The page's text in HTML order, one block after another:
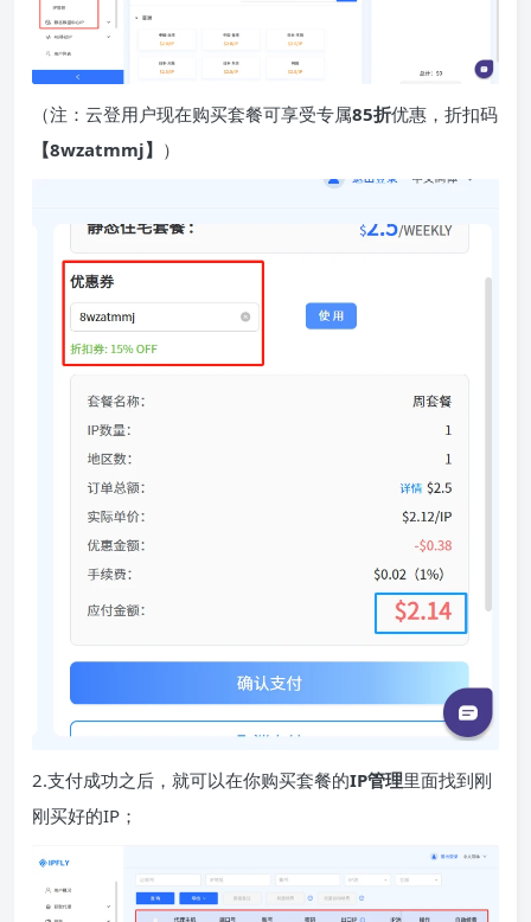
（注：云登用户现在购买套餐可享受专属85折优惠，折扣码
【8wzatmmj】 ）
2.支付成功之后，就可以在你购买套餐的IP管理里面找到刚
刚买好的IP；